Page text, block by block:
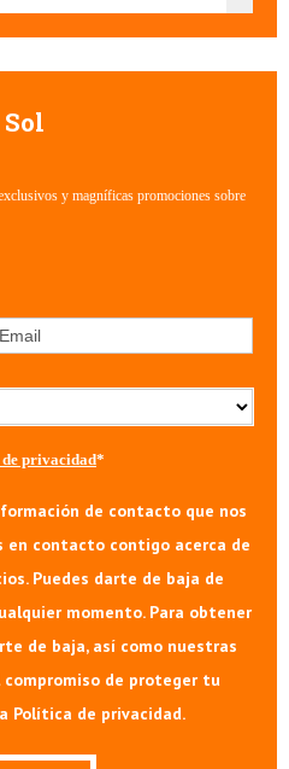
y magníficas promociones sobre
privacidad*
de contacto que nos
en contacto contigo acerca de
Puedes darte de baja de
momento. Para obtener
de baja, así como nuestras
de proteger tu
Política de privacidad.